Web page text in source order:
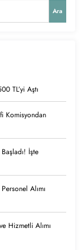
Ara
TL’yi Aştı
Komisyondan
İşte
Alımı
Hizmetli Alımı